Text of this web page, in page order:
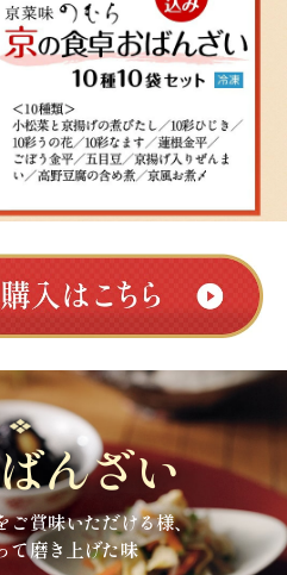
んざい
ご賞味いただける様、
て磨き上げた味